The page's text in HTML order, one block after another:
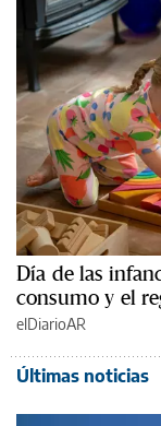
Día de las
consumo y el
elDiarioAR
Últimas noticias